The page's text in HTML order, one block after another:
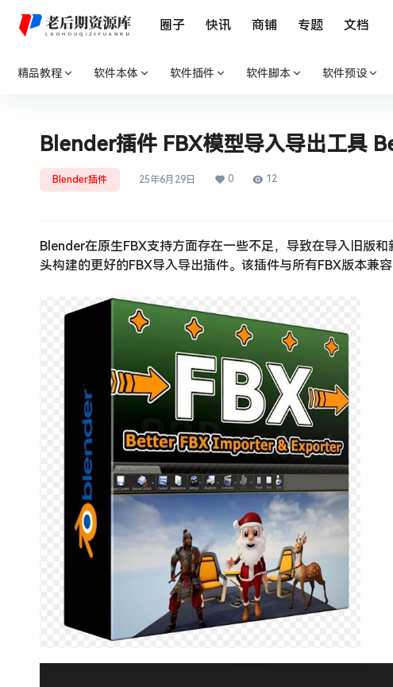
圈子 快讯 商铺 专题 文档
精品教程 软件本体 软件插件 软件脚本 软件预设
Blender插件 FBX模型导入导出工具
Blender插件 25年6月29日 0 12
Blender在原生FBX支持方面存在一些不足，导致在导入旧版
头构建的更好的FBX导入导出插件。该插件与所有FBX版本兼